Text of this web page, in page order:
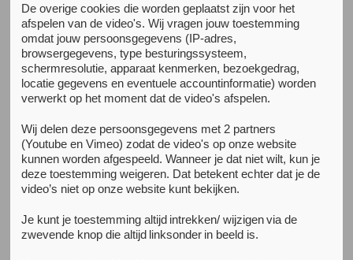
Wat doet XTC-gebruik met je
geheugen?
“Eh, waar hadden we het nou net over?” “Hoe lang
geleden heb ik bijgenomen?” “Het feestje vorige week
was echt super tof! Maar details van de avond weet ik
niet meer..”
Wanneer je wel eensXTCgebruikt hebt zijn deze
zinnen misschien wel herkenbaar. Maar hoe komt het
nou dat je dingen vergeet wanneer jeXTCgebruikt
hebt? Oftewel, wat doetXTC-gebruik met je geheugen?
De overige cookies die worden geplaatst zijn voor het
afspelen van de video's. Wij vragen jouw toestemming
omdat jouw persoonsgegevens (IP-adres,
browsergegevens, type besturingssysteem,
schermresolutie, apparaat kenmerken, bezoekgedrag,
locatie gegevens en eventuele accountinformatie) worden
verwerkt op het moment dat de video's afspelen.
Wij delen deze persoonsgegevens met 2 partners
(Youtube en Vimeo) zodat de video's op onze website
kunnen worden afgespeeld. Wanneer je dat niet wilt, kun je
deze toestemming weigeren. Dat betekent echter dat je de
video’s niet op onze website kunt bekijken.
Je kunt je toestemming altijd intrekken/ wijzigen via de
zwevende knop die altijd linksonder in beeld is.